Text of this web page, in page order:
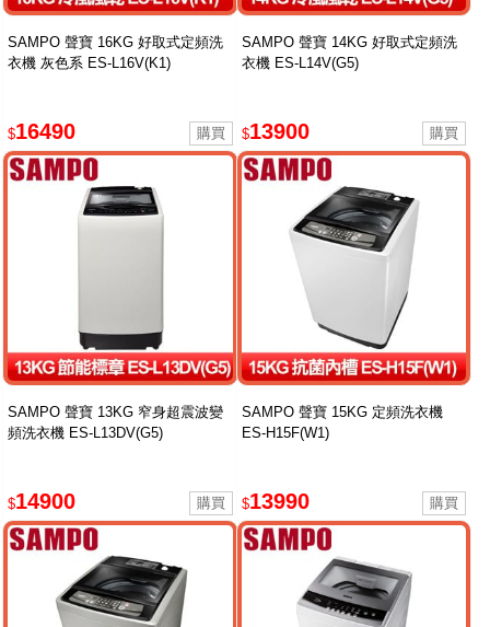
SAMPO 聲寶 16KG 好取式定頻洗
衣機 灰色系 ES-L16V(K1)
$16490
SAMPO 聲寶 14KG 好取式定頻洗
衣機 ES-L14V(G5)
$13900
SAMPO 聲寶 13KG 窄身超震波變
頻洗衣機 ES-L13DV(G5)
$14900
SAMPO 聲寶 15KG 定頻洗衣機
ES-H15F(W1)
$13990